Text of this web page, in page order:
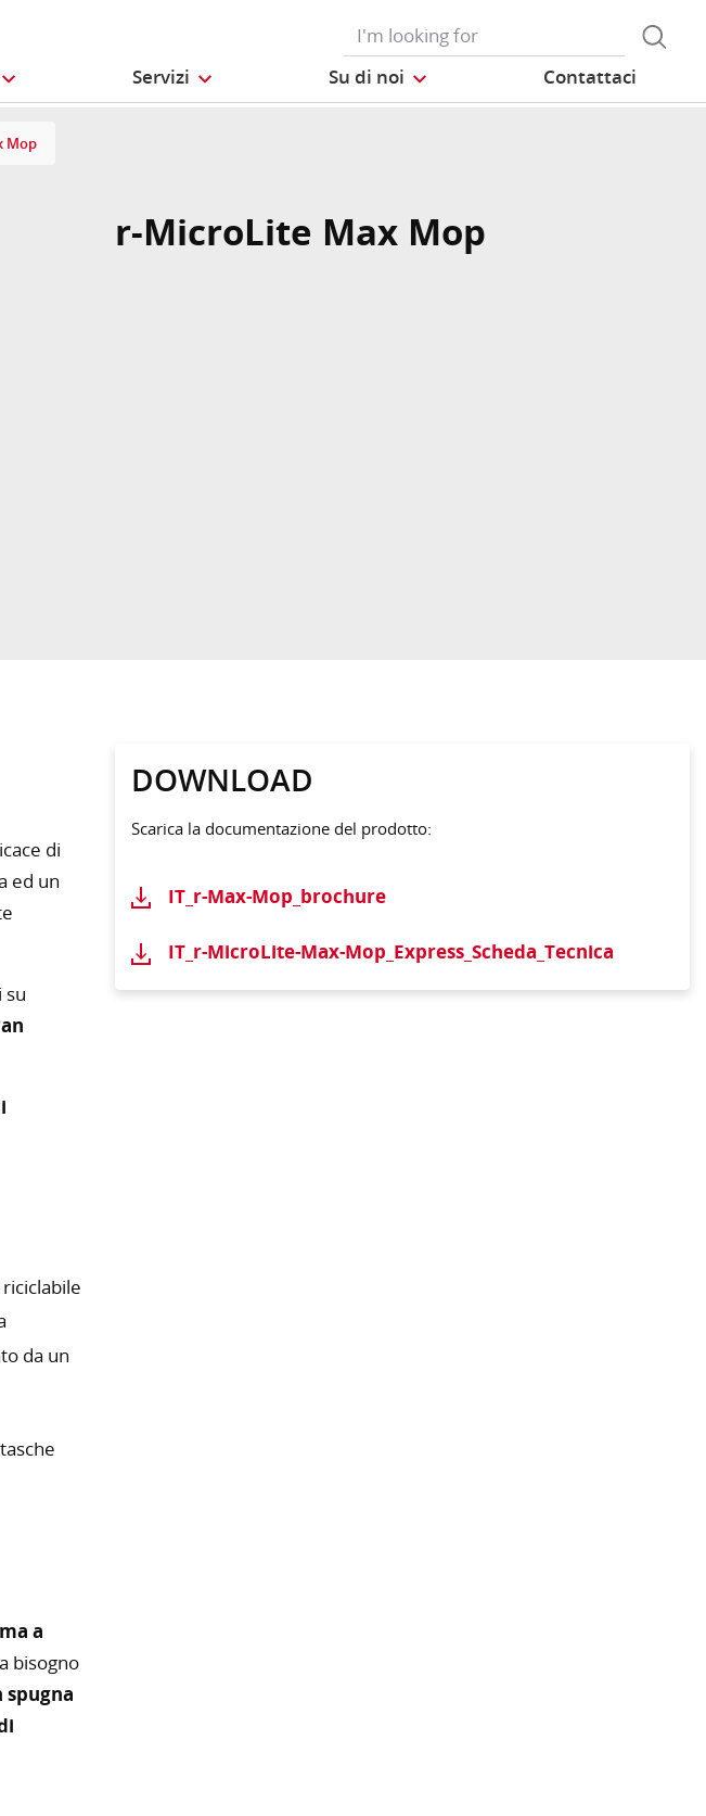
Servizi Su di noi Contattaci
Mop
r-MicroLite Max Mop
di
ed un
su
da un
a
bisogno
spugna
DOWNLOAD
Scarica la documentazione del prodotto:
IT_r-Max-Mop_brochure
IT_r-MicroLite-Max-Mop_Express_Scheda_Tecnica